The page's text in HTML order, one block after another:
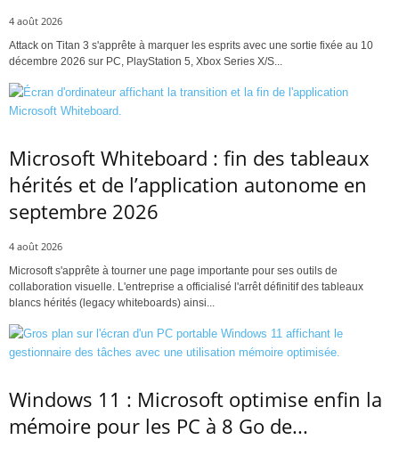
4 août 2026
Attack on Titan 3 s'apprête à marquer les esprits avec une sortie fixée au 10
décembre 2026 sur PC, PlayStation 5, Xbox Series X/S...
Microsoft Whiteboard : fin des tableaux
hérités et de l’application autonome en
septembre 2026
4 août 2026
Microsoft s'apprête à tourner une page importante pour ses outils de
collaboration visuelle. L'entreprise a officialisé l'arrêt définitif des tableaux
blancs hérités (legacy whiteboards) ainsi...
Windows 11 : Microsoft optimise enfin la
mémoire pour les PC à 8 Go de...